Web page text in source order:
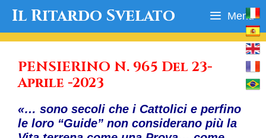
Il Ritardo Svelato Menu
PENSIERINO N. 965 Del 23-
Aprile -2023
«… sono secoli che i Cattolici e perfino
le loro “Guide” non considerano più la